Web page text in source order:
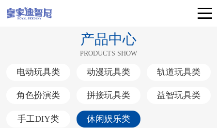
产品中心
PRODUCTS SHOW
电动玩具类 动漫玩具类 轨道玩具类
角色扮演类 拼接玩具类 益智玩具类
手工DIY类 休闲娱乐类